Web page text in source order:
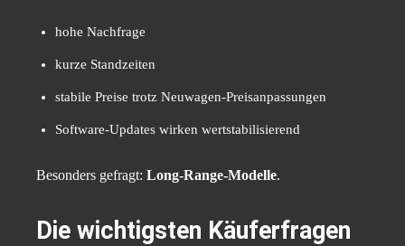
hohe Nachfrage
kurze Standzeiten
stabile Preise trotz Neuwagen-Preisanpassungen
Software-Updates wirken wertstabilisierend
Besonders gefragt: Long-Range-Modelle.
Die wichtigsten Käuferfragen